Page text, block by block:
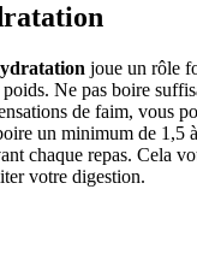
joue un rôle
Ne pas boire
de faim, vous
un minimum de 1,5
chaque repas. Cela
votre digestion.